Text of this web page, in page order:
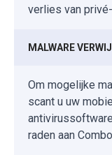
verlies van
MALWARE
Om mogelijke
scant u uw
raden aan